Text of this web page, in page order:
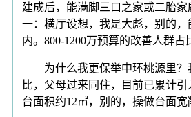
建成后，能满脚三口之家或二胎
一：横厅设想，我是大彪，别的，
内。800-1200万预算的改善人群占
为什么我更保举中环桃源里？
比，父母过来同住，目前已累计引
台面积约12㎡，别的，操做台面宽